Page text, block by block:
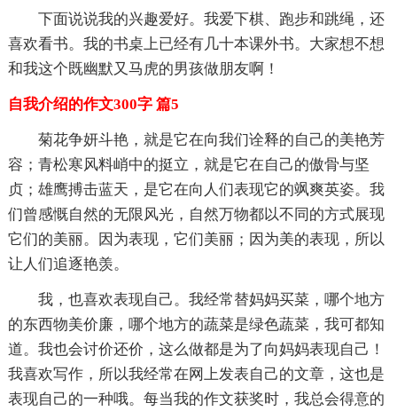
下面说说我的兴趣爱好。我爱下棋、跑步和跳绳，还
喜欢看书。我的书桌上已经有几十本课外书。大家想不想
和我这个既幽默又马虎的男孩做朋友啊！
自我介绍的作文300字 篇5
菊花争妍斗艳，就是它在向我们诠释的自己的美艳芳
容；青松寒风料峭中的挺立，就是它在自己的傲骨与坚
贞；雄鹰搏击蓝天，是它在向人们表现它的飒爽英姿。我
们曾感慨自然的无限风光，自然万物都以不同的方式展现
它们的美丽。因为表现，它们美丽；因为美的表现，所以
让人们追逐艳羡。
我，也喜欢表现自己。我经常替妈妈买菜，哪个地方
的东西物美价廉，哪个地方的蔬菜是绿色蔬菜，我可都知
道。我也会讨价还价，这么做都是为了向妈妈表现自己！
我喜欢写作，所以我经常在网上发表自己的文章，这也是
表现自己的一种哦。每当我的作文获奖时，我总会得意的